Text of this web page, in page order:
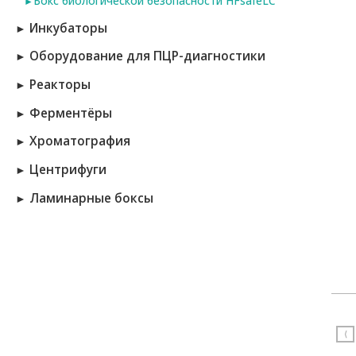
► Инкубаторы
► Оборудование для ПЦР-диагностики
► Реакторы
► Ферментёры
► Хроматография
► Центрифуги
► Ламинарные боксы
⟨